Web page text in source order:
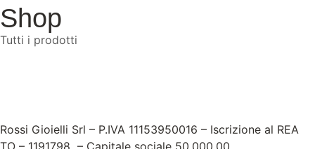
Shop
Tutti i prodotti
Rossi Gioielli Srl – P.IVA 11153950016 – Iscrizione al REA
TO – 1191798 – Capitale sociale 50.000,00